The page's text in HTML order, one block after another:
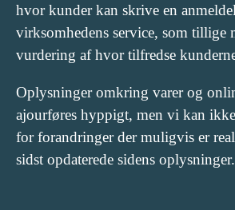
hvor kunder kan skrive en
virksomhedens service, som tillige
vurdering af hvor tilfredse
Oplysninger omkring varer og
ajourføres hyppigt, men vi kan
for forandringer der muligvis er
sidst opdaterede sidens oplysninger.